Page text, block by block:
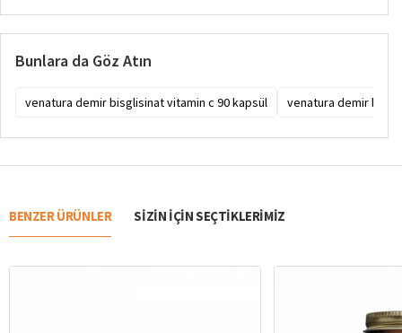
Bunlara da Göz Atın
venatura demir bisglisinat vitamin c 90 kapsül venatura demir
BENZER ÜRÜNLER SIZIN IÇIN SEÇTIKLERIMIZ